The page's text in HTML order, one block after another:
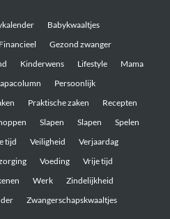
Babykwaaltjes
Financieel
Gezond zwanger
Kinderwens Lifestyle
Mama
Persoonlijk
Praktische zaken
Recepten
Slapen Slapen
Spelen
tijd Veiligheid
Verjaardag
Voeding
Vrije tijd
Werk
Zindelijkheid
Zwangerschapskwaaltjes